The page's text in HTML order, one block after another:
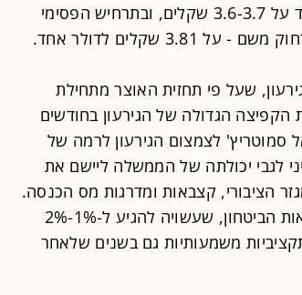
3.4- 3.5 שקלים. בתרחיש הביניים הוא יעמוד על 3.6-3.7 שקלים, ובתרחיש הפסימי
שעל פי תחזית האוצר מתחילת
הם מציינים את הקפיצה הגדולה של הגירעון בחודשים
סמוטריץ' לצמצום הגירעון לרמה של
לגבי יכולתה של הממשלה ליישם את
הציבורי, קצבאות ומדרגות מס הכנסה.
לצד זאת, הם מזכירים העלייה הצפויה בהוצאות הביטחון, שעשויה להגיע ל-1%-2%
משמעותיות גם בשנים שלאחר